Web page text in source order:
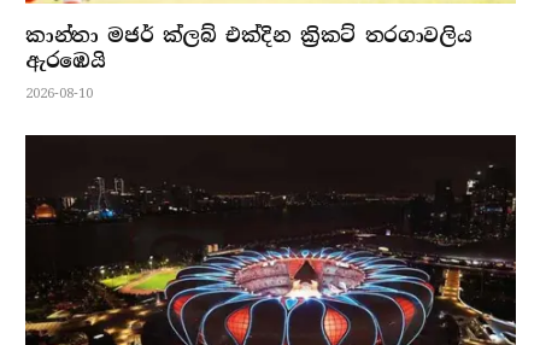
කාන්තා මජර් ක්ලබ් එක්දින ක්‍රිකට් තරගාවලිය
ඇරඹෙයි
2026-08-10